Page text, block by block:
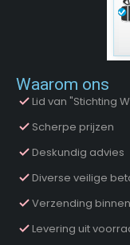
Waarom ons
Lid van "Stichting
Scherpe prijzen
Deskundig advies
Diverse veilige
Verzending
Levering uit